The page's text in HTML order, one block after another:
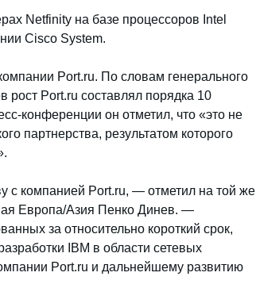
Netfinity на базе процессоров Intel
Cisco System.
Port.ru. По словам генерального
рост Port.ru составлял порядка 10
конференции он отметил, что «это не
партнерства, результатом которого
с компанией Port.ru, — отметил на той же
Европа/Азия Пенко Динев. —
за относительно короткий срок,
IBM в области сетевых
Port.ru и дальнейшему развитию